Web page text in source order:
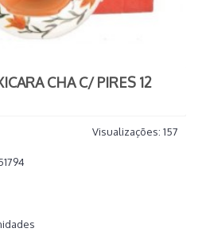
CHA C/ PIRES 12
Visualizações: 157